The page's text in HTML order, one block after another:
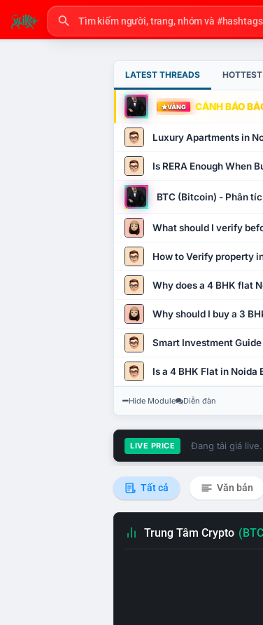
LATEST THREADS
VÀNG CẢNH BÁO
Luxury Apartments in
Is RERA Enough When
BTC (Bitcoin) - Phân
What should I verify
How to Verify property
Why does a 4 BHK flat
Why should I buy a 3
Smart Investment
Is a 4 BHK Flat in Noida
Hide Module Diễn đàn
LIVE PRICE Đang tải giá
Tất cả Văn bản
Trung Tâm Crypto